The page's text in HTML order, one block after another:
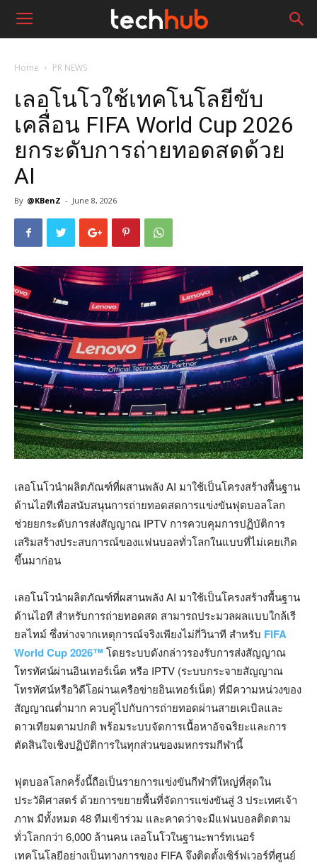
Home PR NEWS
เลอโนโวใช้เทคโนโลยีขับ
เคลื่อน FIFA World Cup 2026
ยกระดับการถ่ายทอดสดด้วย
AI
By @KBenZ - June 8, 2026
เลอโนโวนำผลิตภัณฑ์ที่ผสานพลัง AI มาใช้เป็นโครงสร้างพื้นฐาน
ด้านไอทีเพื่อสนับสนุนการถ่ายทอดสดการแข่งขันฟุตบอลโลก
ช่วยยกระดับการส่งสัญญาณ IPTV การควบคุมการปฏิบัติการ
เสริมสร้างประสบการณ์ของแฟนบอลทั่วโลกในแบบที่ไม่เคยเกิด
ขึ้นมาก่อน
เลอโนโวนำผลิตภัณฑ์ที่ผสานพลัง AI มาใช้เป็นโครงสร้างพื้นฐาน
ด้านไอที สำหรับการถ่ายทอดสด สามารถประมวลผลแบบใกล้เรี
ยลไทม์ ซึ่งห่างจากเหตุการณ์จริงเพียงไม่กี่วินาที สำหรับ FIFA
World Cup 2026™ โดยระบบดังกล่าวรองรับการส่งสัญญาณ
โทรทัศน์ผ่านอินเทอร์เน็ต หรือ IPTV (ระบบกระจายสัญญาณ
โทรทัศน์หรือวิดีโอผ่านเครือข่ายอินเทอร์เน็ต) ที่มีความหน่วงของ
สัญญาณต่ำมาก ควบคู่ไปกับการถ่ายทอดผ่านสายเคเบิลและ
ดาวเทียมตามปกติ พร้อมระบบจัดการเนื้อหาอัจฉริยะและการ
ตัดสินใจเชิงปฏิบัติการในทุกส่วนของมหกรรมกีฬานี้
ฟุตบอลโลกครั้งนี้ถือเป็นรายการแข่งขันกีฬาที่ใหญ่ที่สุดใน
ประวัติศาสตร์ ด้วยการขยายพื้นที่จัดการแข่งขันสู่ 3 ประเทศเจ้า
ภาพ มีทั้งหมด 48 ทีมเข้าร่วม และคาดว่าจะมีแฟนบอลติดตาม
ทั่วโลกกว่า 6,000 ล้านคน เลอโนโวในฐานะพาร์ทเนอร์
เทคโนโลยีอย่างเป็นทางการของ FIFA จึงติดตั้งเซิร์ฟเวอร์ที่ศูนย์